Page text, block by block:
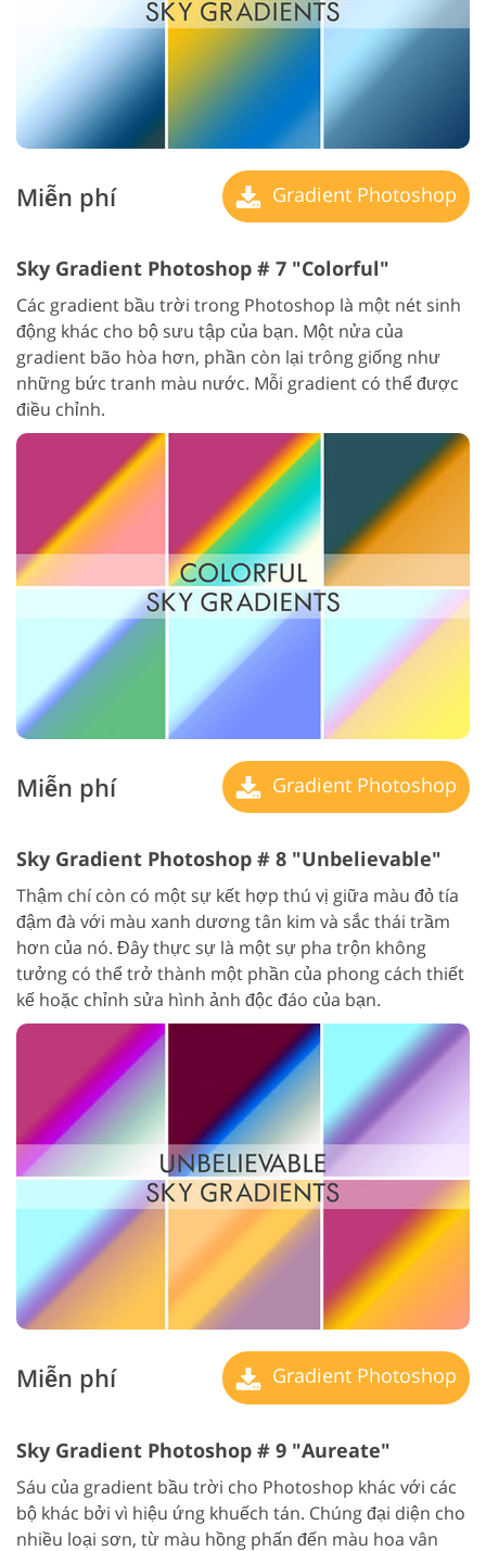
Miễn phí Gradient Photoshop
Sky Gradient Photoshop # 7 "Colorful"
Các gradient bầu trời trong Photoshop là một nét sinh
động khác cho bộ sưu tập của bạn. Một nửa của
gradient bão hòa hơn, phần còn lại trông giống như
những bức tranh màu nước. Mỗi gradient có thể được
điều chỉnh.
Miễn phí Gradient Photoshop
Sky Gradient Photoshop # 8 "Unbelievable"
Thậm chí còn có một sự kết hợp thú vị giữa màu đỏ tía
đậm đà với màu xanh dương tân kim và sắc thái trầm
hơn của nó. Đây thực sự là một sự pha trộn không
tưởng có thể trở thành một phần của phong cách thiết
kế hoặc chỉnh sửa hình ảnh độc đáo của bạn.
Miễn phí Gradient Photoshop
Sky Gradient Photoshop # 9 "Aureate"
Sáu của gradient bầu trời cho Photoshop khác với các
bộ khác bởi vì hiệu ứng khuếch tán. Chúng đại diện cho
nhiều loại sơn, từ màu hồng phấn đến màu hoa vân